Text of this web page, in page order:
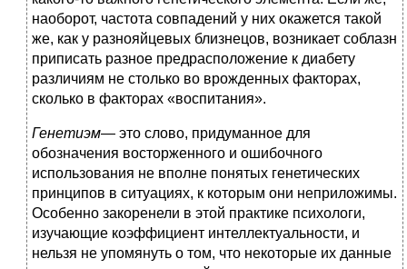
наоборот, частота совпадений у них окажется такой
же, как у разнояйцевых близнецов, возникает соблазн
приписать разное предрасположение к диабету
различиям не столько во врожденных факторах,
сколько в факторах «воспитания».
Генетиэм— это слово, придуманное для
обозначения восторженного и ошибочного
использования не вполне понятых генетических
принципов в ситуациях, к которым они неприложимы.
Особенно закоренели в этой практике психологи,
изучающие коэффициент интеллектуальности, и
нельзя не упомянуть о том, что некоторые их данные